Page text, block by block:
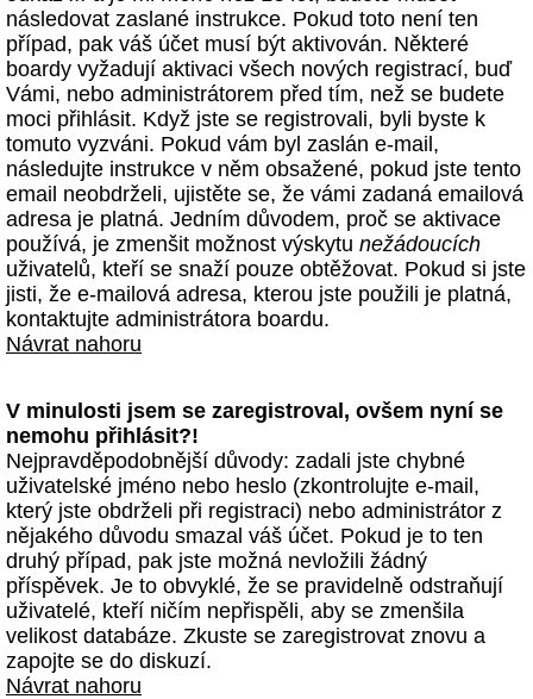
následovat zaslané instrukce. Pokud toto není ten
případ, pak váš účet musí být aktivován. Některé
boardy vyžadují aktivaci všech nových registrací, buď
Vámi, nebo administrátorem před tím, než se budete
moci přihlásit. Když jste se registrovali, byli byste k
tomuto vyzváni. Pokud vám byl zaslán e-mail,
následujte instrukce v něm obsažené, pokud jste tento
email neobdrželi, ujistěte se, že vámi zadaná emailová
adresa je platná. Jedním důvodem, proč se aktivace
používá, je zmenšit možnost výskytu nežádoucích
uživatelů, kteří se snaží pouze obtěžovat. Pokud si jste
jisti, že e-mailová adresa, kterou jste použili je platná,
kontaktujte administrátora boardu.
Návrat nahoru
V minulosti jsem se zaregistroval, ovšem nyní se
nemohu přihlásit?!
Nejpravděpodobnější důvody: zadali jste chybné
uživatelské jméno nebo heslo (zkontrolujte e-mail,
který jste obdrželi při registraci) nebo administrátor z
nějakého důvodu smazal váš účet. Pokud je to ten
druhý případ, pak jste možná nevložili žádný
příspěvek. Je to obvyklé, že se pravidelně odstraňují
uživatelé, kteří ničím nepřispěli, aby se zmenšila
velikost databáze. Zkuste se zaregistrovat znovu a
zapojte se do diskuzí.
Návrat nahoru